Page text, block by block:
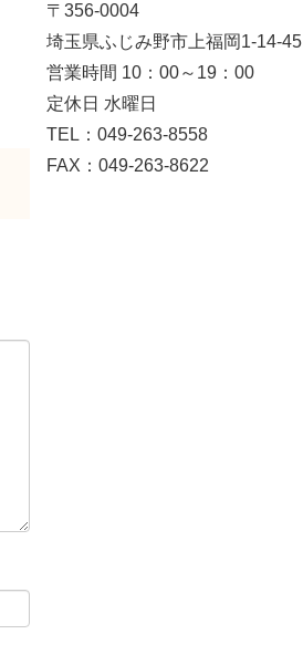
〒356-0004
埼玉県ふじみ野市上福岡1-14-45
営業時間 10：00～19：00
定休日 水曜日
TEL：049-263-8558
FAX：049-263-8622